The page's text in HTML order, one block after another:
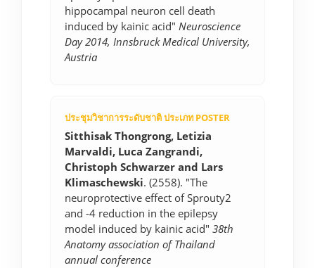
hippocampal neuron cell death
induced by kainic acid" Neuroscience
Day 2014, Innsbruck Medical University,
Austria
ประชุมวิชาการระดับชาติ ประเภท POSTER
Sitthisak Thongrong, Letizia
Marvaldi, Luca Zangrandi,
Christoph Schwarzer and Lars
Klimaschewski. (2558). "The
neuroprotective effect of Sprouty2
and -4 reduction in the epilepsy
model induced by kainic acid" 38th
Anatomy association of Thailand
annual conference